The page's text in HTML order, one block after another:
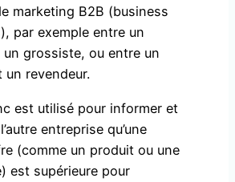
marketing B2B (business
par exemple entre un
grossiste, ou entre un
revendeur.
est utilisé pour informer et
entreprise qu’une
(comme un produit ou une
est supérieure pour